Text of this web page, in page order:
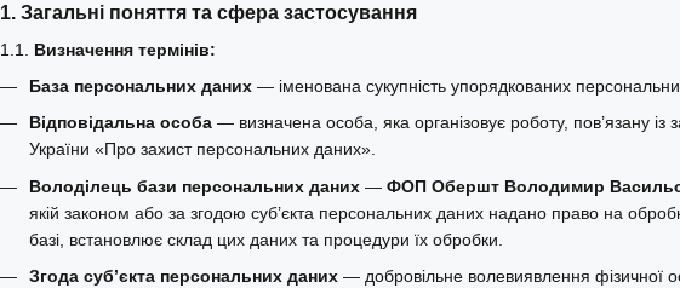
1. Загальні поняття та сфера застосування
1.1. Визначення термінів:
База персональних даних — іменована сукупність упорядкованих
Відповідальна особа — визначена особа, яка організовує роботу, пов’язану
України «Про захист персональних даних».
Володілець бази персональних даних — ФОП Обершт Володимир
якій законом або за згодою суб’єкта персональних даних надано право на
базі, встановлює склад цих даних та процедури їх обробки.
Згода суб’єкта персональних даних — добровільне волевиявлення фізичної